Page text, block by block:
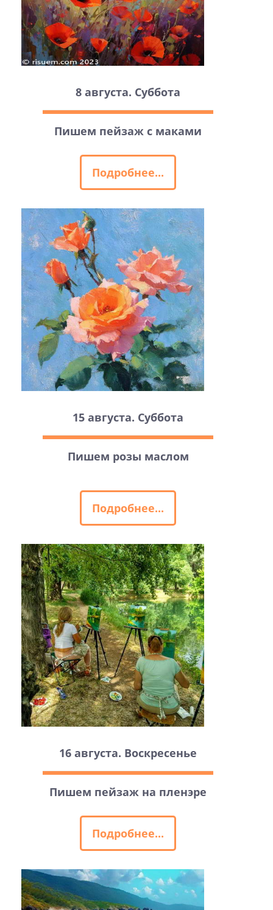
8 августа. Суббота
Пишем пейзаж с маками
Подробнее...
15 августа. Суббота
Пишем розы маслом
Подробнее...
16 августа. Воскресенье
Пишем пейзаж на пленэре
Подробнее...